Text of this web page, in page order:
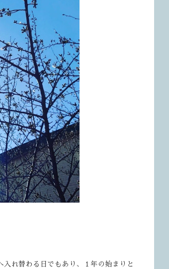
れ替わる日でもあり、１年の始まりと